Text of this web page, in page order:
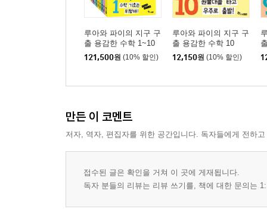
부록2 플라톤의 두 비례중항 만들기
뉴턴의 만유인력 법칙 유도하기
이 책에 나오는 인명(영어표기)
루아와 파이의 지구 구
출 용감한 수학 1~10
세트
121,500원 (10% 할인)
루아와 파이의 지구 구
출 용감한 수학 10
12,150원 (10% 할인)
만든 이 코멘트
저자, 역자, 편집자를 위한 공간입니다. 독자들에게 전하
접수된 글은 확인을 거쳐 이 곳에 게재됩니다.
독자 분들의 리뷰는 리뷰 쓰기를, 책에 대한 문의는